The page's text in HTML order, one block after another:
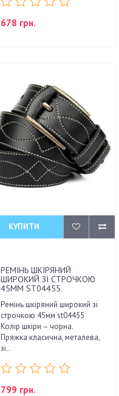
678 грн.
КУПИТИ
РЕМІНЬ ШКІРЯНИЙ
ШИРОКИЙ ЗІ СТРОЧКОЮ
45ММ ST04455
Ремінь шкіряний широкий зі
строчкою 45мм st04455
Колір шкіри – чорна.
Пряжка класична, металева,
зі..
799 грн.